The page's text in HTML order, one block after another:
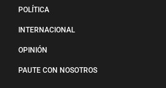
POLÍTICA
INTERNACIONAL
OPINIÓN
PAUTE CON NOSOTROS